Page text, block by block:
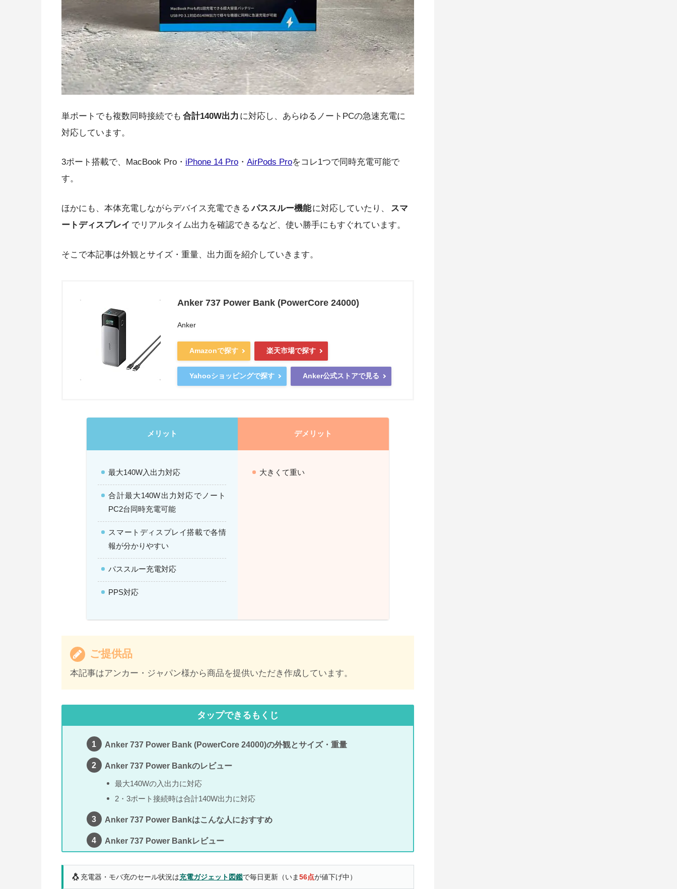
単ポートでも複数同時接続でも 合計140W出力 に対応し、あらゆるノートPCの急速充電に
対応しています。
3ポート搭載で、MacBook Pro・ iPhone 14 Pro ・ AirPods Proをコレ1つで同時充電可能で
す。
ほかにも、本体充電しながらデバイス充電できる パススルー機能に対応していたり、
スマ
ートディスプレイ でリアルタイム出力を確認できるなど、使い勝手にもすぐれています。
そこで本記事は外観とサイズ・重量、出力面を紹介していきます。
Anker 737 Power Bank (PowerCore 24000)
Anker
Amazonで探す 楽天市場で探す
Yahooショッピングで探す Anker公式ストアで見る
メリット
最大140W入出力対応
合計最大140W出力対応でノート
PC2台同時充電可能
スマートディスプレイ搭載で各情
報が分かりやすい
パススルー充電対応
PPS対応
デメリット
大きくて重い
ご提供品
本記事はアンカー・ジャパン様から商品を提供いただき作成しています。
タップできるもくじ
Anker 737 Power Bank (PowerCore 24000)の外観とサイズ・重量
Anker 737 Power Bankのレビュー
最大140Wの入出力に対応
2・3ポート接続時は合計140W出力に対応
Anker 737 Power Bankはこんな人におすすめ
Anker 737 Power Bankレビュー
🐧 充電器・モバ充のセール状況は充電ガジェット図鑑で毎日更新（いま56点が値下げ中）